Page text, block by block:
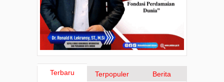
Terbaru Terpopuler Berita